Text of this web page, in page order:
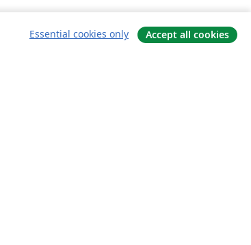
Essential cookies only Accept all cookies